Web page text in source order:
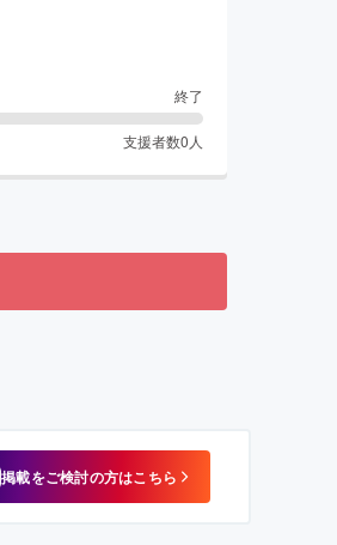
終了
支援者数0 人
掲載をご検討の方はこちら